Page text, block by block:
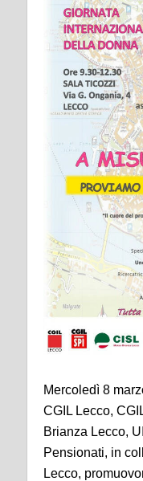
Mercoledì 8
CGIL Lecco,
Brianza Lecco,
Pensionati, in
Lecco,